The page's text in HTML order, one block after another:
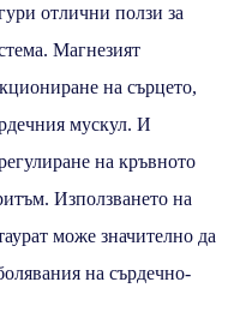
отлични ползи за
Магнезият
на сърцето,
мускул. И
на кръвното
Използването на
може значително да
на сърдечно-